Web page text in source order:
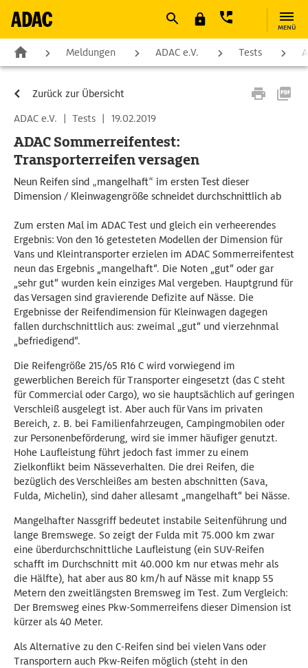
MENÜ
Meldungen ADAC e.V. Tests
Zurück zur Übersicht
ADAC e.V.
| Tests | 19.02.2019
ADAC Sommerreifentest:
Transporterreifen versagen
Neun Reifen sind „mangelhaft“ im ersten Test dieser
Dimension / Kleinwagengröße schneidet durchschnittlich ab
Zum ersten Mal im ADAC Test und gleich ein verheerendes
Ergebnis: Von den 16 getesteten Modellen der Dimension für
Vans und Kleintransporter erzielen im ADAC Sommerreifentest
neun das Ergebnis „mangelhaft“. Die Noten „gut“ oder gar
„sehr gut“ wurden kein einziges Mal vergeben. Hauptgrund für
das Versagen sind gravierende Defizite auf Nässe. Die
Ergebnisse der Reifendimension für Kleinwagen dagegen
fallen durchschnittlich aus: zweimal „gut“ und vierzehnmal
„befriedigend“.
Die Reifengröße 215/65 R16 C wird vorwiegend im
gewerblichen Bereich für Transporter eingesetzt (das C steht
für Commercial oder Cargo), wo sie hauptsächlich auf geringen
Verschleiß ausgelegt ist. Aber auch für Vans im privaten
Bereich, z. B. bei Familienfahrzeugen, Campingmobilen oder
zur Personenbeförderung, wird sie immer häufiger genutzt.
Hohe Laufleistung führt jedoch fast immer zu einem
Zielkonflikt beim Nässeverhalten. Die drei Reifen, die
bezüglich des Verschleißes am besten abschnitten (Sava,
Fulda, Michelin), sind daher allesamt „mangelhaft“ bei Nässe.
Mangelhafter Nassgriff bedeutet instabile Seitenführung und
lange Bremswege. So zeigt der Fulda mit 75.000 km zwar
eine überdurchschnittliche Laufleistung (ein SUV-Reifen
schafft im Durchschnitt mit 40.000 km nur etwas mehr als
die Hälfte), hat aber aus 80 km/h auf Nässe mit knapp 55
Metern den zweitlängsten Bremsweg im Test. Zum Vergleich:
Der Bremsweg eines Pkw-Sommerreifens dieser Dimension ist
kürzer als 40 Meter.
Als Alternative zu den C-Reifen sind bei vielen Vans oder
Transportern auch Pkw-Reifen möglich (steht in den